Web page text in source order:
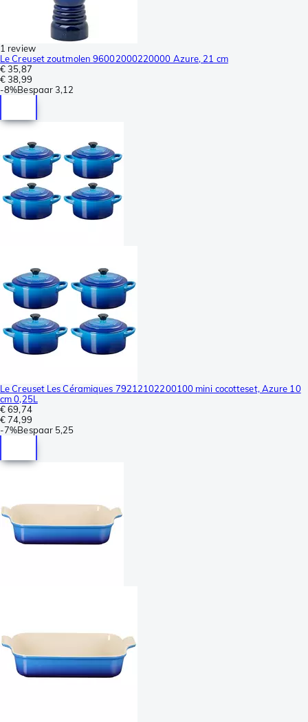
1 review
Le Creuset zoutmolen 96002000220000 Azure, 21 cm
€ 35,87
€ 38,99
-8%Bespaar3,12
Le Creuset Les Céramiques 79212102200100 mini cocotteset, Azure 10
cm 0,25L
€ 69,74
€ 74,99
-7%Bespaar 5,25